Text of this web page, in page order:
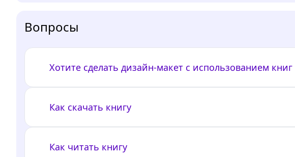
Вопросы
Хотите сделать дизайн-макет с использованием
Как скачать книгу
Как читать книгу